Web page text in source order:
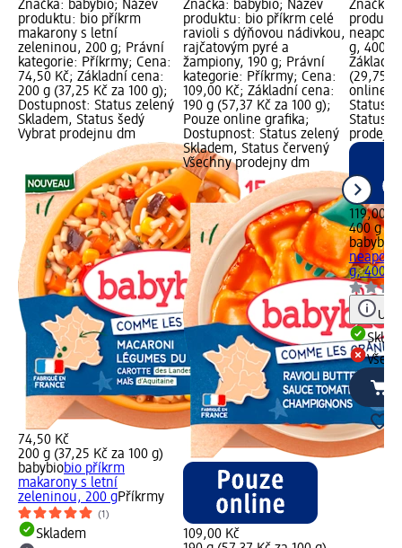
Značka: babybio; Název
produktu: bio příkrm
makarony s letní
zeleninou, 200 g; Právní
kategorie: Příkrmy; Cena:
74,50 Kč; Základní cena:
200 g (37,25 Kč za 100 g);
Dostupnost: Status zelený
Skladem, Status šedý
Vybrat prodejnu dm
74,50 Kč
200 g (37,25 Kč za 100 g)
babybiobio příkrm
makarony s letní
zeleninou, 200 gPříkrmy
(1)
Skladem
Značka: babybio; Název
produktu: bio příkrm celé
ravioli s dýňovou nádivkou,
rajčatovým pyré a
žampiony, 190 g; Právní
kategorie: Příkrmy; Cena:
109,00 Kč; Základní cena:
190 g (57,37 Kč za 100 g);
Pouze online grafika;
Dostupnost: Status zelený
Skladem, Status červený
Všechny prodejny dm
109,00 Kč
Značka:
g, 400
(29,75
online
Status
Status
119,00
400 g
babybio
g, 400 g